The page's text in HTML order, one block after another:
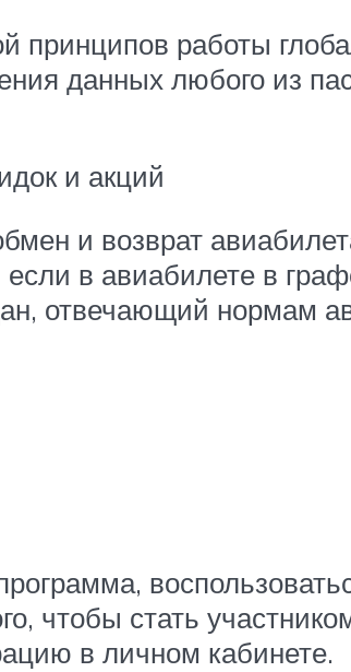
принципов работы
данных любого из
и акций
и возврат
в авиабилете в
отвечающий нормам
чтобы стать
в личном кабинете.